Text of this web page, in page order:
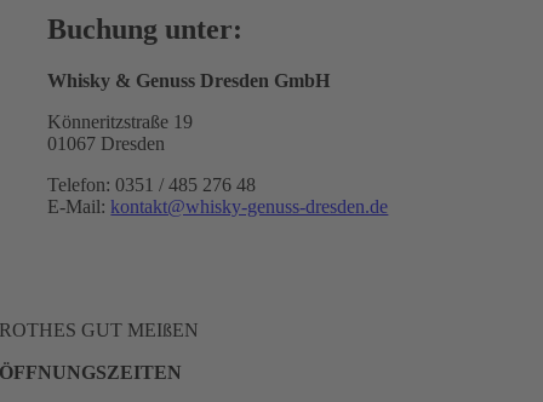
Buchung unter:
Whisky & Genuss Dresden GmbH
Könneritzstraße 19
01067 Dresden
Telefon: 0351 / 485 276 48
E-Mail: kontakt@whisky-genuss-dresden.de
ROTHES GUT MEIßEN
ÖFFNUNGSZEITEN